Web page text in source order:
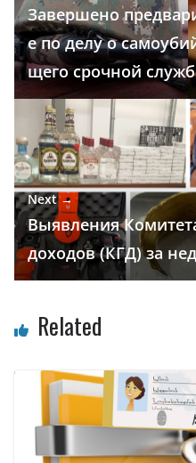
k p
Завершено
е по делу о
щего срочной
Next →
Выявления
доходов (КГД) за
Related